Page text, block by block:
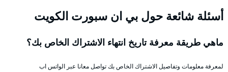
أسئلة شائعة حول بي ان سبورت الكويت
ماهي طريقة معرفة تاريخ انتهاء الاشتراك الخاص بك؟
لمعرفة معلومات وتفاصيل الاشتراك الخاص بك تواصل معانا عبر الواتس اب